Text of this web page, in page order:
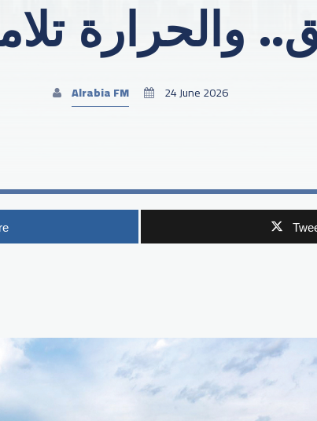
تلامس 46
Alrabia FM 24 June 2026